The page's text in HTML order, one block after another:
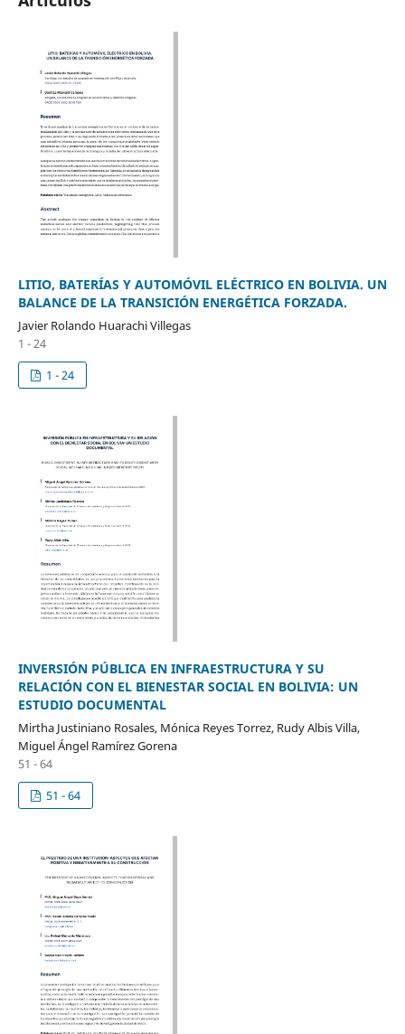
LITIO, BATERÍAS Y AUTOMÓVIL ELÉCTRICO EN BOLIVIA. UN
BALANCE DE LA TRANSICIÓN ENERGÉTICA FORZADA.
Javier Rolando Huarachi Villegas
1 - 24
1 - 24
INVERSIÓN PÚBLICA EN INFRAESTRUCTURA Y SU
RELACIÓN CON EL BIENESTAR SOCIAL EN BOLIVIA: UN
ESTUDIO DOCUMENTAL
Mirtha Justiniano Rosales, Mónica Reyes Torrez, Rudy Albis Villa,
Miguel Ángel Ramírez Gorena
51 - 64
51 - 64